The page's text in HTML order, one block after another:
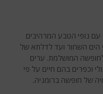
עם נופי הטבע המרהיבים
הים השחור ועד לדלתא של
לחופשה המושלמת. ערים
וכפרים בהם חיים על פי
של חופשה ברומניה.